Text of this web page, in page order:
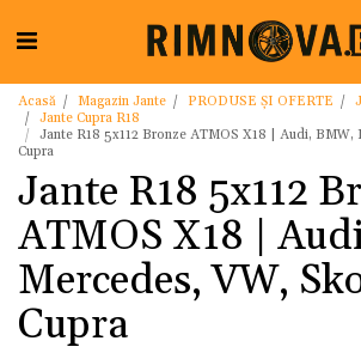
Acasă Magazin Jante PRODUSE ȘI OFERTE
Jante Cupra R18
Jante R18 5x112 Bronze ATMOS X18 | Audi, BMW,
Cupra
Jante R18 5x112
ATMOS X18 |
Mercedes, VW,
Cupra